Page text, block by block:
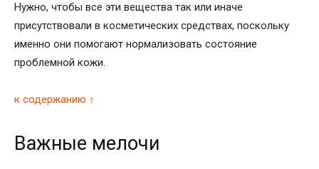
Нужно, чтобы все эти вещества так или иначе
присутствовали в косметических средствах, поскольку
именно они помогают нормализовать состояние
проблемной кожи.
к содержанию ↑
Важные мелочи